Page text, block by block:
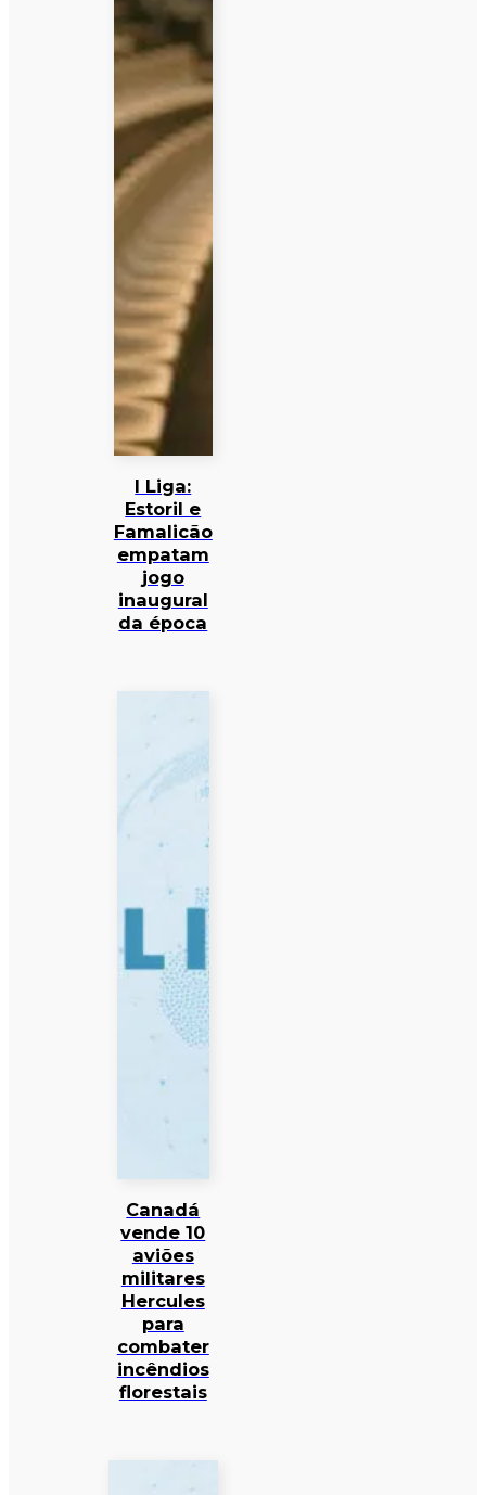
I Liga:
Estoril e
Famalicão
empatam
jogo
inaugural
da época
Canadá
vende 10
aviões
militares
Hercules
para
combater
incêndios
florestais